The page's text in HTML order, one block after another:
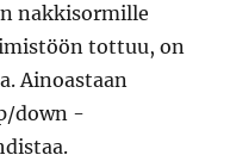
nakkisormille
tottuu, on
Ainoastaan
down -